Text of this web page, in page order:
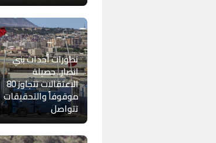
تطورات أحداث بني
انصار.. حصيلة
الاعتقالات تتجاوز 80
موقوفاً والتحقيقات
تتواصل